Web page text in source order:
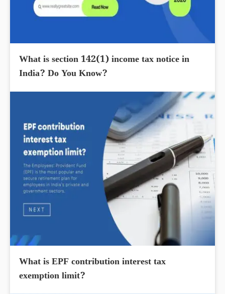
What is section 142(1) income tax notice in
India? Do You Know?
What is EPF contribution interest tax
exemption limit?